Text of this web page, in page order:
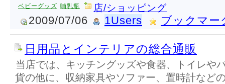
ベビーグッズ 哺乳瓶 店/ショッピング
2009/07/06 1Users ブックマー
日用品とインテリアの総合通販
当店では、キッチングッズや食器、トイレや
貨の他に、収納家具やソファー、置時計など